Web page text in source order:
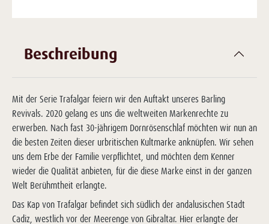
Beschreibung
Mit der Serie Trafalgar feiern wir den Auftakt unseres Barling
Revivals. 2020 gelang es uns die weltweiten Markenrechte zu
erwerben. Nach fast 30-jährigem Dornrösenschlaf möchten wir nun an
die besten Zeiten dieser urbritischen Kultmarke anknüpfen. Wir sehen
uns dem Erbe der Familie verpflichtet, und möchten dem Kenner
wieder die Qualität anbieten, für die diese Marke einst in der ganzen
Welt Berühmtheit erlangte.
Das Kap von Trafalgar befindet sich südlich der andalusischen Stadt
Cadiz, westlich vor der Meerenge von Gibraltar. Hier erlangte der